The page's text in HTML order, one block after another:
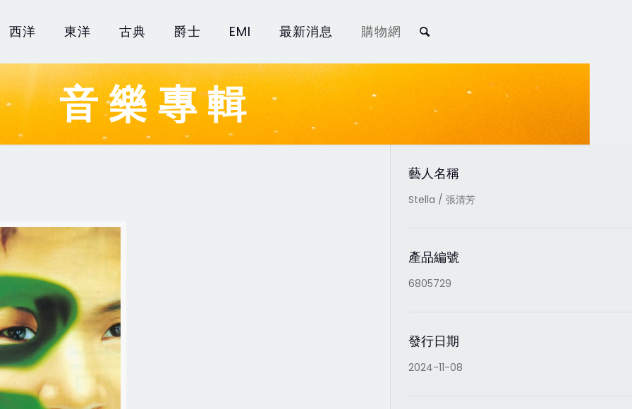
西洋 東洋 古典 爵士 EMI 最新消息 購物網
音樂專輯
藝人名稱
Stella / 張清芳
產品編號
6805729
發行日期
2024-11-08